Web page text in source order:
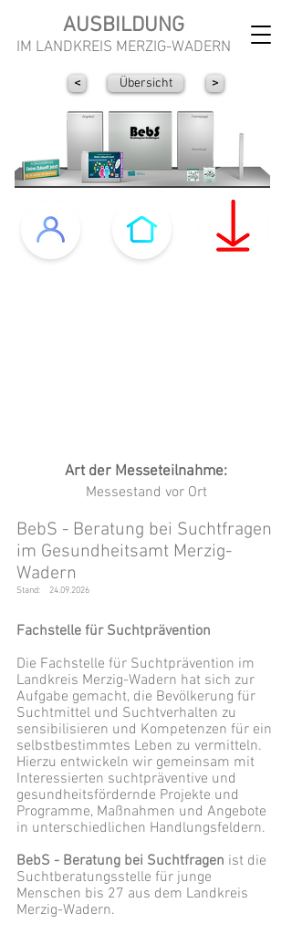
AUSBILDUNG
IM LANDKREIS MERZIG-WADERN
< Übersicht >
Angebot
Download
Homepage
Art der Messeteilnahme:
Messestand vor Ort
BebS - Beratung bei Suchtfragen
im Gesundheitsamt Merzig-
Wadern
Stand: 24.09.2026
Fachstelle für Suchtprävention
Die Fachstelle für Suchtprävention im
Landkreis Merzig-Wadern hat sich zur
Aufgabe gemacht, die Bevölkerung für
Suchtmittel und Suchtverhalten zu
sensibilisieren und Kompetenzen für ein
selbstbestimmtes Leben zu vermitteln.
Hierzu entwickeln wir gemeinsam mit
Interessierten suchtpräventive und
gesundheitsfördernde Projekte und
Programme, Maßnahmen und Angebote
in unterschiedlichen Handlungsfeldern.
BebS - Beratung bei Suchtfragen ist die
Suchtberatungsstelle für junge
Menschen bis 27 aus dem Landkreis
Merzig-Wadern.